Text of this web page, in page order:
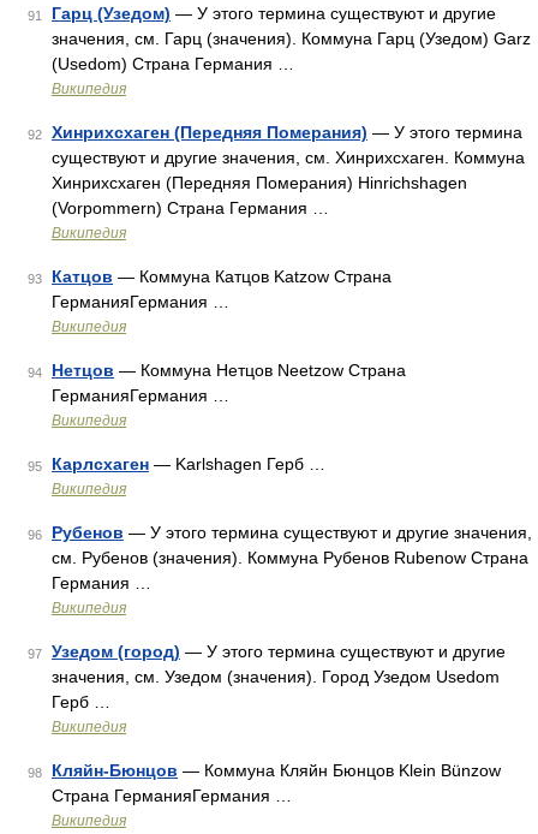
91 Гарц (Узедом) — У этого термина существуют и другие
значения, см. Гарц (значения). Коммуна Гарц (Узедом) Garz
(Usedom) Страна Германия …
Википедия
92 Хинрихсхаген (Передняя Померания) — У этого термина
существуют и другие значения, см. Хинрихсхаген. Коммуна
Хинрихсхаген (Передняя Померания) Hinrichshagen
(Vorpommern) Страна Германия …
Википедия
93 Катцов — Коммуна Катцов Katzow Страна
ГерманияГермания …
Википедия
94 Нетцов — Коммуна Нетцов Neetzow Страна
ГерманияГермания …
Википедия
95 Карлсхаген — Karlshagen Герб …
Википедия
96 Рубенов — У этого термина существуют и другие значения,
см. Рубенов (значения). Коммуна Рубенов Rubenow Страна
Германия …
Википедия
97 Узедом (город) — У этого термина существуют и другие
значения, см. Узедом (значения). Город Узедом Usedom
Герб …
Википедия
98 Кляйн-Бюнцов — Коммуна Кляйн Бюнцов Klein Bünzow
Страна ГерманияГермания …
Википедия